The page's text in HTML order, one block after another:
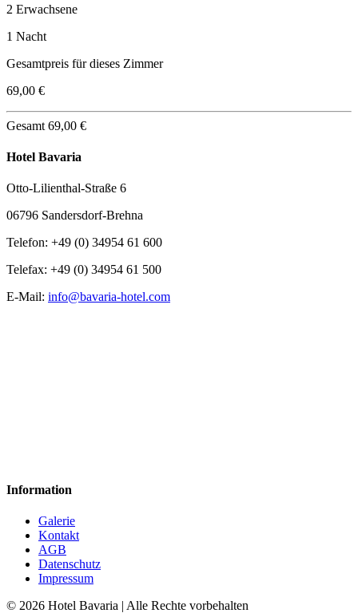
2 Erwachsene
1 Nacht
Gesamtpreis für dieses Zimmer
69,00 €
Gesamt 69,00 €
Hotel Bavaria
Otto-Lilienthal-Straße 6
06796 Sandersdorf-Brehna
Telefon: +49 (0) 34954 61 600
Telefax: +49 (0) 34954 61 500
E-Mail: info@bavaria-hotel.com
Information
Galerie
Kontakt
AGB
Datenschutz
Impressum
© 2026 Hotel Bavaria | Alle Rechte vorbehalten